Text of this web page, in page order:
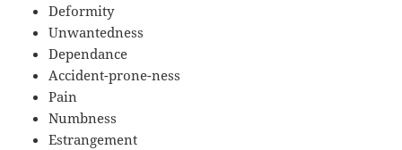
Deformity
Unwantedness
Dependance
Accident-prone-ness
Pain
Numbness
Estrangement